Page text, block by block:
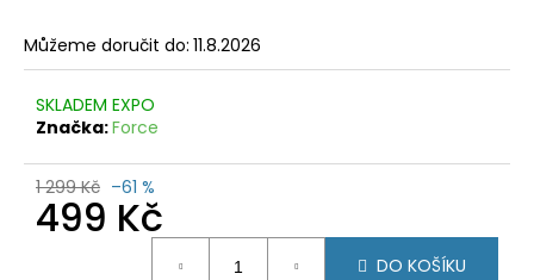
Můžeme doručit do: 11.8.2026
SKLADEM EXPO
Značka:Force
1 299 Kč –61 %
499 Kč
DO KOŠÍKU
u
j
m
e
FORCE
MTB
ANGLE